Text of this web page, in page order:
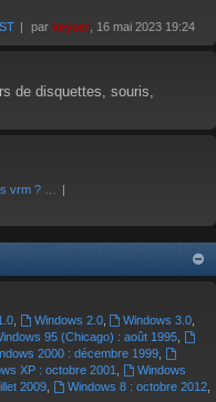
par keyser , 16 mai 2023 19:24
de disquettes, souris,
vrm ? …
, Windows 2.0, Windows 3.0
95 (Chicago) : août 1995,
2000 : décembre 1999,
XP : octobre 2001
Windows
2009, Windows 8 : octobre 2012,